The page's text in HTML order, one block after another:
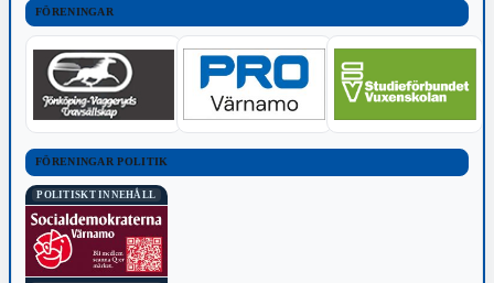
FÖRENINGAR
FÖRENINGAR POLITIK
POLITISKT INNEHÅLL